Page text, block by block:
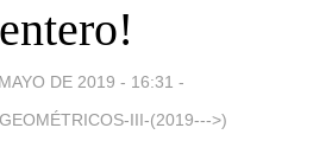
entero!
DE 2019 - 16:31 -
III-(2019--->)